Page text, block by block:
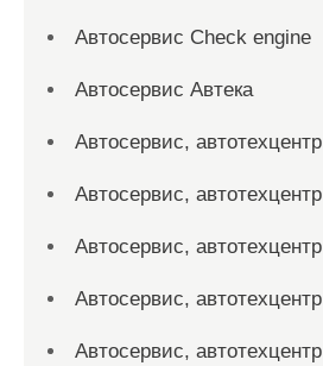
Автосервис Check engine
Автосервис Автека
Автосервис, автотехцентр
Автосервис, автотехцентр
Автосервис, автотехцентр
Автосервис, автотехцентр
Автосервис, автотехцентр